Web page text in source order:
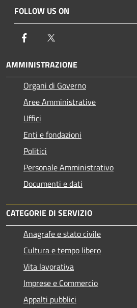
FOLLOW US ON
Facebook
AMMINISTRAZIONE
Organi di Governo
Aree Amministrative
Uffici
Enti e fondazioni
Politici
Personale Amministrativo
Documenti e dati
CATEGORIE DI SERVIZIO
Anagrafe e stato civile
Cultura e tempo libero
Vita lavorativa
Imprese e Commercio
Appalti pubblici